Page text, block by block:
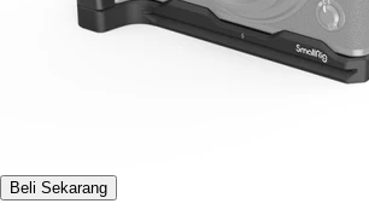
Beli Sekarang